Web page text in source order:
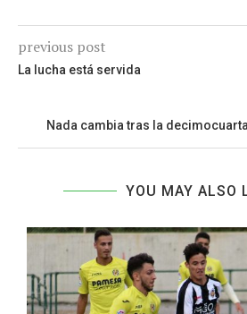
previous post
La lucha está servida
Nada cambia tras la
YOU MAY ALSO